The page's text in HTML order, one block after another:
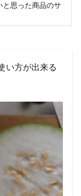
と思った商品のサ
い方が出来る